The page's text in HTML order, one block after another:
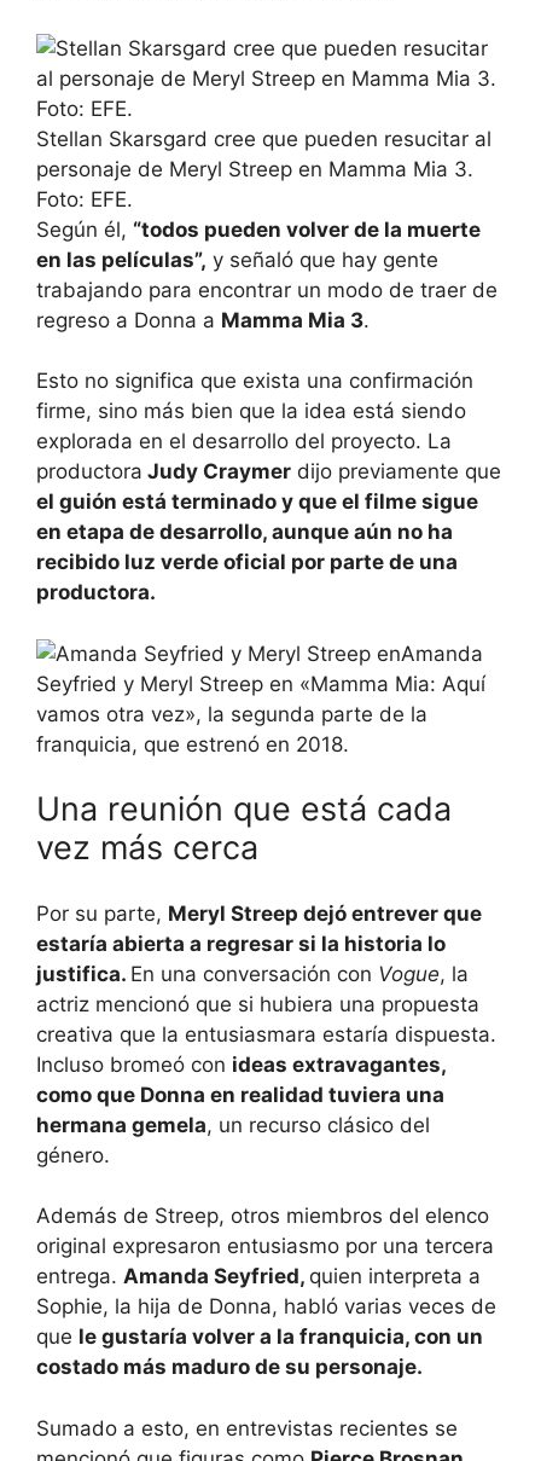
Stellan Skarsgard cree que pueden resucitar al
personaje de Meryl Streep en Mamma Mia 3.
Foto: EFE.
Según él, “todos pueden volver de la muerte
en las películas”, y señaló que hay gente
trabajando para encontrar un modo de traer de
regreso a Donna a Mamma Mia 3.
Esto no significa que exista una confirmación
firme, sino más bien que la idea está siendo
explorada en el desarrollo del proyecto. La
productora Judy Craymer dijo previamente que
el guión está terminado y que el filme sigue
en etapa de desarrollo, aunque aún no ha
recibido luz verde oficial por parte de una
productora.
Amanda
Seyfried y Meryl Streep en «Mamma Mia: Aquí
vamos otra vez», la segunda parte de la
franquicia, que estrenó en 2018.
Una reunión que está cada
vez más cerca
Por su parte, Meryl Streep dejó entrever que
estaría abierta a regresar si la historia lo
justifica. En una conversación con Vogue, la
actriz mencionó que si hubiera una propuesta
creativa que la entusiasmara estaría dispuesta.
Incluso bromeó con ideas extravagantes,
como que Donna en realidad tuviera una
hermana gemela, un recurso clásico del
género.
Además de Streep, otros miembros del elenco
original expresaron entusiasmo por una tercera
entrega. Amanda Seyfried, quien interpreta a
Sophie, la hija de Donna, habló varias veces de
que le gustaría volver a la franquicia, con un
costado más maduro de su personaje.
Sumado a esto, en entrevistas recientes se